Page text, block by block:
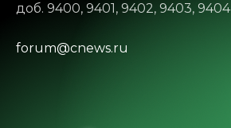
доб. 9400, 9401, 9402, 9403, 9404
forum@cnews.ru